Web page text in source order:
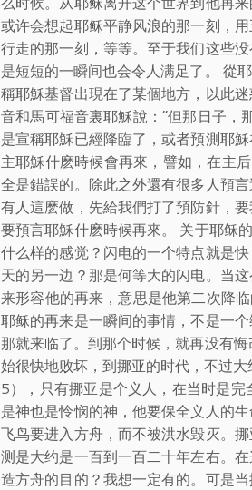
或许会想起耶稣平静风浪的那一刻，
行走的那一刻，等等。至于我们这些
是短短的一瞬间也会令人满足了。 從
稱耶穌基督出現在了某個地方，以此
音和馬可福音裏耶穌說：“但那日子，
是宣稱耶穌已經降臨了，或者預測耶
主耶穌什麽時候會再來，譬如，在主
全是錯誤的。除此之外還有很多人預
有人這麽做，先給我們打了預防針，
要預言耶穌什麽時候再來。 关于耶稣
什么样的感觉？闪电的一个特点就是
天的另一边？那是何等大的闪电。当
来形容他的再来，意思是他第二次降
耶稣的再来是一瞬间的事情，不是一
那就来临了。到那个时候，就再没有
始很快地败坏，到挪亚的时代，不过
5），只有挪亚是个义人，在当时是
是神也是怜悯的神，他要保全义人的
飞鸟要进入方舟，而不被洪水毁灭。
测是大约是一百到一百二十年左右。
造方舟的目的？我想一定有的。可是